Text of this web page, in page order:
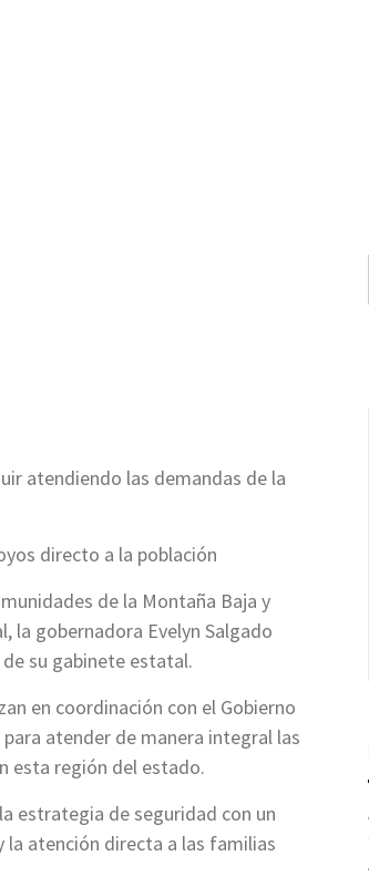
atendiendo las demandas de la
directo a la población
de la Montaña Baja y
la gobernadora Evelyn Salgado
su gabinete estatal.
en coordinación con el Gobierno
atender de manera integral las
esta región del estado.
estrategia de seguridad con un
la atención directa a las familias